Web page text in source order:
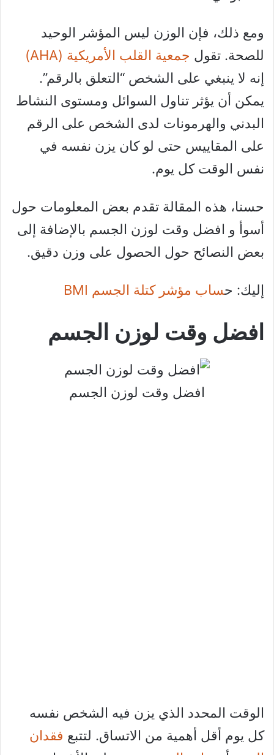
ومع ذلك، فإن الوزن ليس المؤشر الوحيد
للصحة. تقول جمعية القلب الأمريكية (AHA)
إنه لا ينبغي على الشخص “التعلق بالرقم”.
يمكن أن يؤثر تناول السوائل ومستوى النشاط
البدني والهرمونات لدى الشخص على الرقم
على المقاييس حتى لو كان يزن نفسه في
نفس الوقت كل يوم.
حسنا، هذه المقالة تقدم بعض المعلومات حول
أسوأ و افضل وقت لوزن الجسم بالإضافة إلى
بعض النصائح حول الحصول على وزن دقيق.
إليك: حساب مؤشر كتلة الجسم BMI
افضل وقت لوزن الجسم
افضل وقت لوزن الجسم
الوقت المحدد الذي يزن فيه الشخص نفسه
كل يوم أقل أهمية من الاتساق. لتتبع فقدان